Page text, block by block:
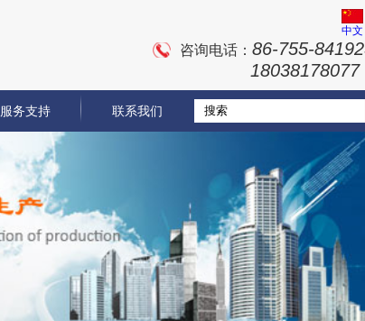
中文
咨询电话： 86-755-
18038178077
服务支持 联系我们